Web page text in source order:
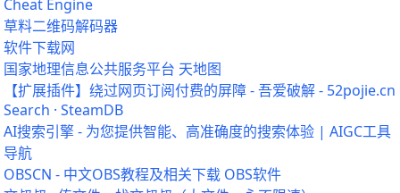
Cheat Engine
草料二维码解码器
软件下载网
国家地理信息公共服务平台 天地图
【扩展插件】绕过网页订阅付费的屏障 - 吾爱破解 - 52pojie.cn
Search · SteamDB
AI搜索引擎 - 为您提供智能、高准确度的搜索体验 | AIGC工具
导航
OBSCN - 中文OBS教程及相关下载 OBS软件